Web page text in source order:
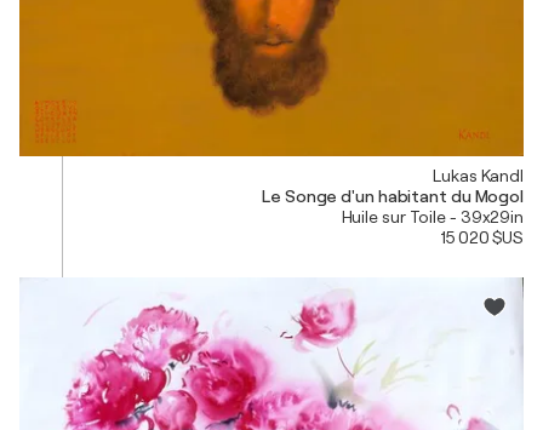
Lukas Kandl
Le Songe d'un habitant du Mogol
Huile sur Toile - 39x29in
15 020 $US